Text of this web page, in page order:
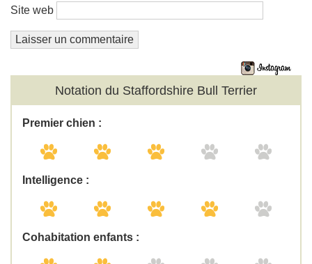
Site web
Notation du Staffordshire Bull Terrier
Premier chien :
Intelligence :
Cohabitation enfants :